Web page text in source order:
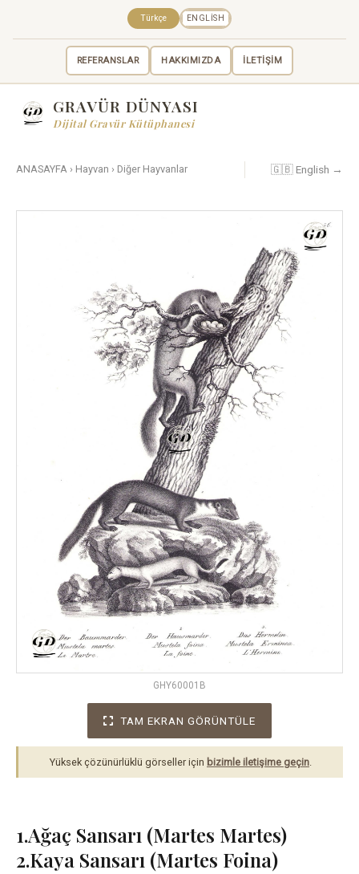
REFERANSLAR HAKKIMIZDA İLETİŞİM
Türkçe ENGLISH
GRAVÜR DÜNYASI
Dijital Gravür Kütüphanesi
ANASAYFA › Hayvan › Diğer Hayvanlar 🇬🇧 English →
GHY60001B
TAM EKRAN GÖRÜNTÜLE
Yüksek çözünürlüklü görseller için bizimle iletişime geçin.
1.Ağaç Sansarı (Martes Martes)
2.Kaya Sansarı (Martes Foina)